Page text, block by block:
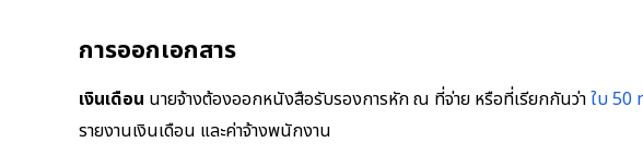
การออกเอกสาร
เงินเดือน นายจ้างต้องออกหนังสือรับรองการหัก ณ ที่จ่าย หรือที่เรียกกันว่าใบ 50
รายงานเงินเดือน และค่าจ้างพนักงาน